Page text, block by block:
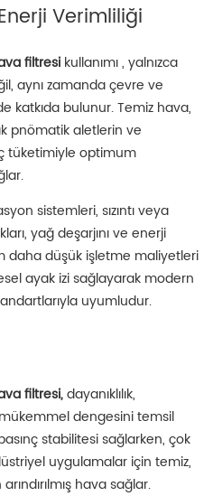
Verimliliği
filtresi kullanımı , yalnızca
aynı zamanda çevre ve
katkıda bulunur. Temiz hava,
pnömatik aletlerin ve
tüketimiyle optimum
sistemleri, sızıntı veya
yağ deşarjını ve enerji
daha düşük işletme maliyetleri
ayak izi sağlayarak modern
uyumludur.
filtresi,dayanıklılık,
dengesini temsil
stabilitesi sağlarken, çok
uygulamalar için temiz,
hava sağlar.